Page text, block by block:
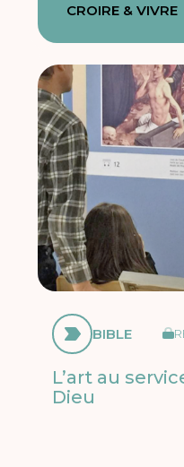
CROIRE & VIVRE
BIBLE
L’art au
Dieu